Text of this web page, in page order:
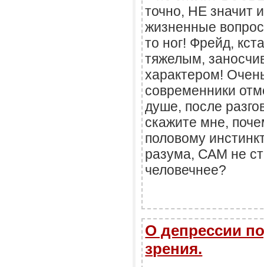
точно, НЕ значит
жизненные
то ног! Фрейд,
тяжелым,
характером!
современники
душе, после
скажите мне,
половому
разума, САМ не
человечнее?
О депрессии
зрения.